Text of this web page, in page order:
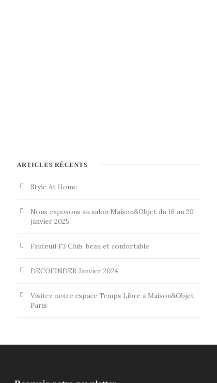
ARTICLES RÉCENTS
Style At Home
Nous exposons au salon Maison&Objet du 16 au 20
janvier 2025
Fauteuil F3 Club, beau et confortable
DECOFINDER Janvier 2024
Visitez notre espace Temps Libre à Maison&Objet
Paris